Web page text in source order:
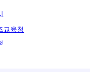
교육청
노유
0627호